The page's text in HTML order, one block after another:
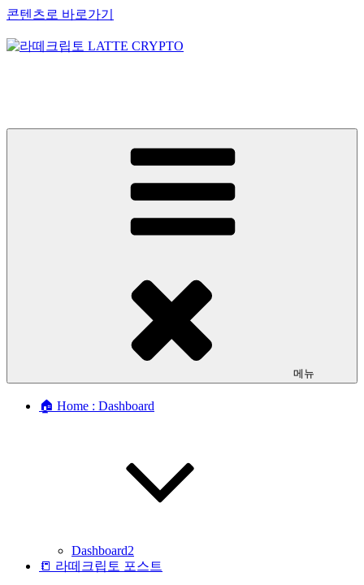
콘텐츠로 바로가기
메뉴
🏠 Home : Dashboard
Dashboard2
📒 라떼크립토 포스트